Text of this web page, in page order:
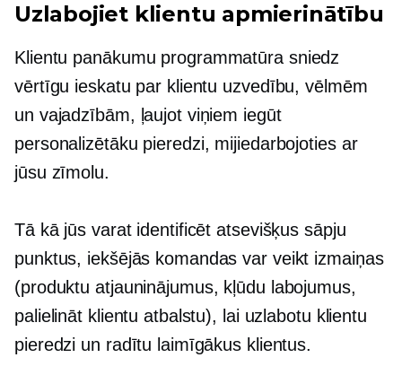
Uzlabojiet klientu apmierinātību
Klientu panākumu programmatūra sniedz
vērtīgu ieskatu par klientu uzvedību, vēlmēm
un vajadzībām, ļaujot viņiem iegūt
personalizētāku pieredzi, mijiedarbojoties ar
jūsu zīmolu.
Tā kā jūs varat identificēt atsevišķus sāpju
punktus, iekšējās komandas var veikt izmaiņas
(produktu atjauninājumus, kļūdu labojumus,
palielināt klientu atbalstu), lai uzlabotu klientu
pieredzi un radītu laimīgākus klientus.